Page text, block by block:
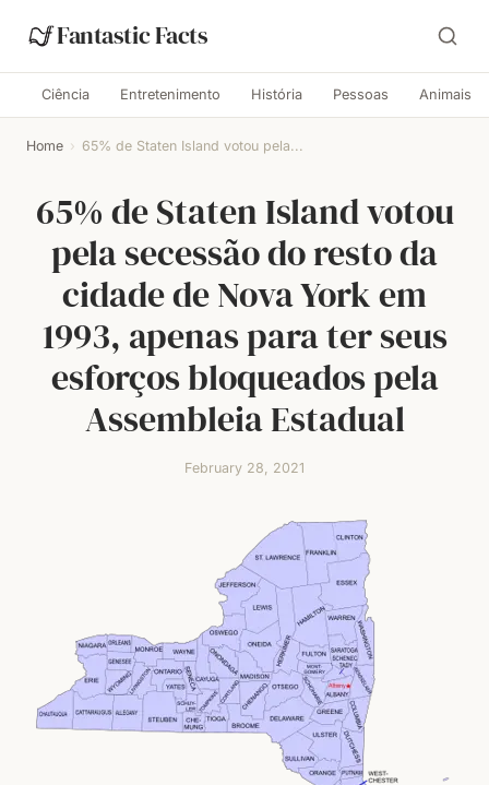
Fantastic Facts
Ciência Entretenimento História Pessoas Animais
Home › 65% de Staten Island votou pela...
65% de Staten Island votou
pela secessão do resto da
cidade de Nova York em
1993, apenas para ter seus
esforços bloqueados pela
Assembleia Estadual
February 28, 2021